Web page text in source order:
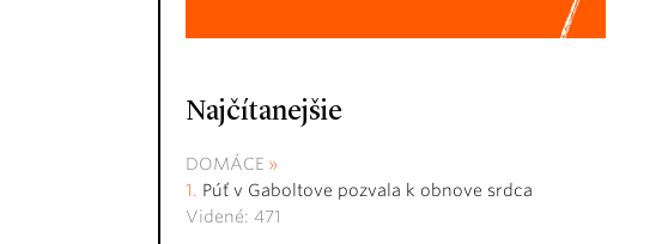
Najčítanejšie
DOMÁCE
Púť v Gaboltove pozvala k obnove srdca
Videné: 471